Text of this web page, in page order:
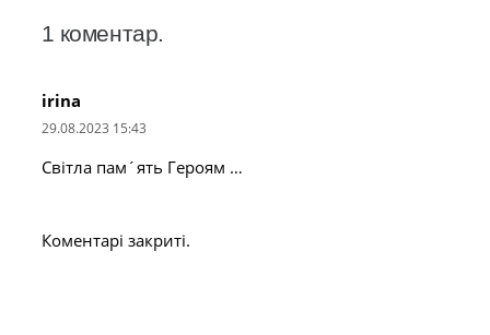
1 коментар.
irina
29.08.2023 15:43
Світла пам´ять Героям …
Коментарі закриті.